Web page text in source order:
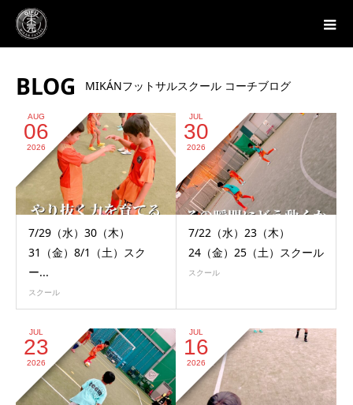
BLOG MIKÁNフットサルスクール コーチブログ
AUG
06
2026
7/29（水）30（木）
31（金）8/1（土）スク
ー...
スクール
JUL
30
2026
7/22（水）23（木）
24（金）25（土）スクール
スクール
JUL
23
2026
JUL
16
2026